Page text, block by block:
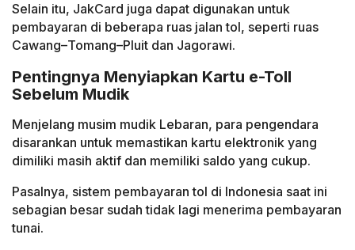
Selain itu, JakCard juga dapat digunakan untuk
pembayaran di beberapa ruas jalan tol, seperti ruas
Cawang–Tomang–Pluit dan Jagorawi.
Pentingnya Menyiapkan Kartu e-Toll
Sebelum Mudik
Menjelang musim mudik Lebaran, para pengendara
disarankan untuk memastikan kartu elektronik yang
dimiliki masih aktif dan memiliki saldo yang cukup.
Pasalnya, sistem pembayaran tol di Indonesia saat ini
sebagian besar sudah tidak lagi menerima pembayaran
tunai.